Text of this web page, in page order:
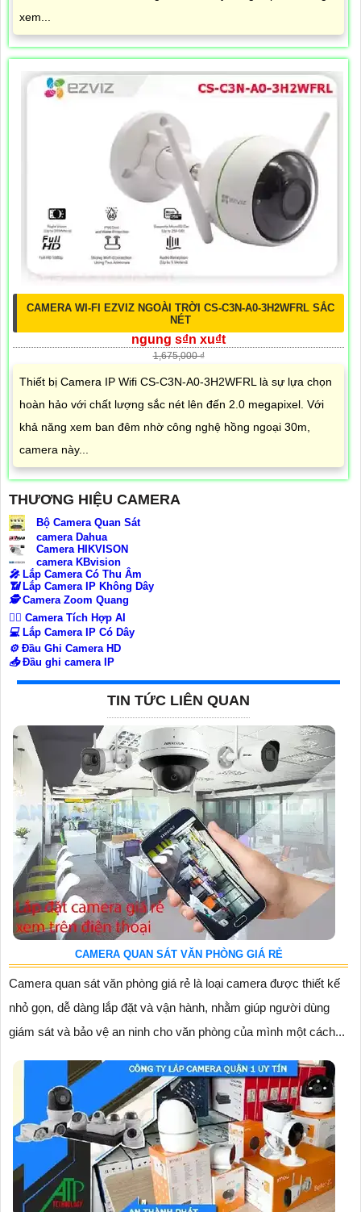
xem...
CAMERA WI-FI EZVIZ NGOÀI TRỜI CS-C3N-A0-3H2WFRL SẮC
NÉT
ngung s₫n xu₫t
1,675,000 ₫
Thiết bị Camera IP Wifi CS-C3N-A0-3H2WFRL là sự lựa chọn
hoàn hảo với chất lượng sắc nét lên đến 2.0 megapixel. Với
khả năng xem ban đêm nhờ công nghệ hồng ngoại 30m,
camera này...
THƯƠNG HIỆU CAMERA
Bộ Camera Quan Sát
camera Dahua
Camera HIKVISON
camera KBvision
️🎤️ Lắp Camera Có Thu Âm
📶Lắp Camera IP Không Dây
🕵️Camera Zoom Quang
🧛‍♀️ Camera Tích Hợp AI
💻Lắp Camera IP Có Dây
⚙️Đầu Ghi Camera HD
📥Đầu ghi camera IP
TIN TỨC LIÊN QUAN
CAMERA QUAN SÁT VĂN PHÒNG GIÁ RẺ
Camera quan sát văn phòng giá rẻ là loại camera được thiết kế
nhỏ gọn, dễ dàng lắp đặt và vận hành, nhằm giúp người dùng
giám sát và bảo vệ an ninh cho văn phòng của mình một cách...